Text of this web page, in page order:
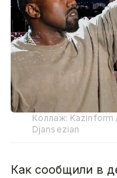
Коллаж: Kazinform
Djansezian
Как сообщили в